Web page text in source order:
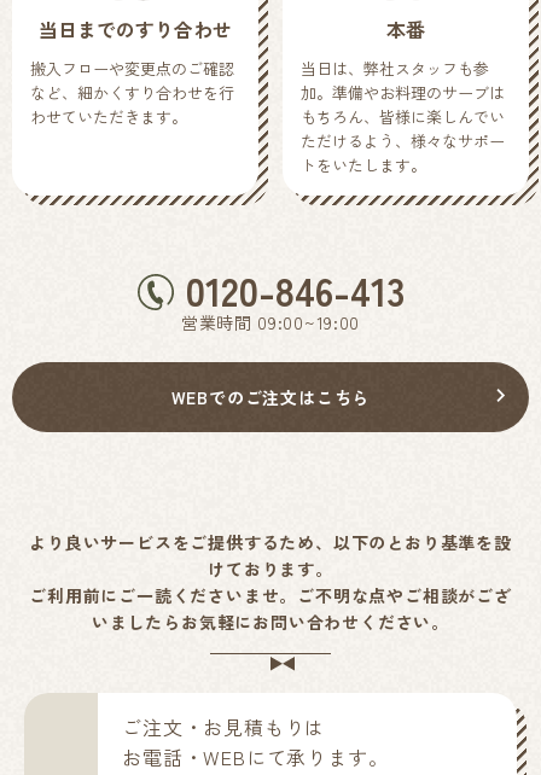
当日までのすり合わせ
搬入フローや変更点のご確認
など、細かくすり合わせを行
わせていただきます。
本番
当日は、弊社スタッフも参
加。準備やお料理のサーブは
もちろん、皆様に楽しんでい
ただけるよう、様々なサポー
トをいたします。
0120-846-413
営業時間 09:00~19:00
WEBでのご注文はこちら
より良いサービスをご提供するため、以下のとおり基準を設
けております。
ご利用前にご一読くださいませ。ご不明な点やご相談がござ
いましたらお気軽にお問い合わせください。
ご注文・お見積もりは
お電話・WEBにて承ります。